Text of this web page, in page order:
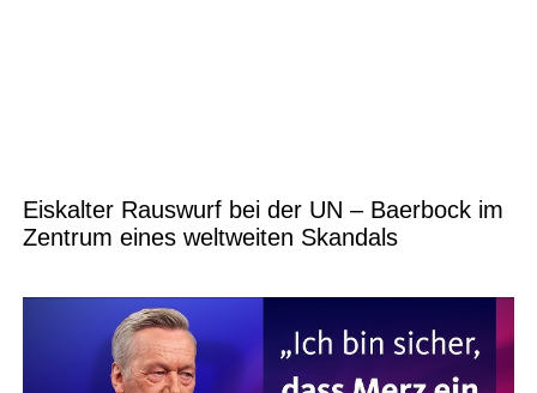
Eiskalter Rauswurf bei der UN – Baerbock im
Zentrum eines weltweiten Skandals